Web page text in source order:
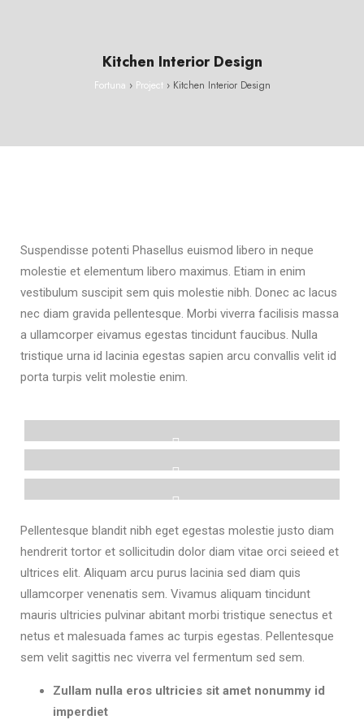
Kitchen Interior Design
Fortuna › Project› Kitchen Interior Design
Suspendisse potenti Phasellus euismod libero in neque
molestie et elementum libero maximus. Etiam in enim
vestibulum suscipit sem quis molestie nibh. Donec ac lacus
nec diam gravida pellentesque. Morbi viverra facilisis massa
a ullamcorper eivamus egestas tincidunt faucibus. Nulla
tristique urna id lacinia egestas sapien arcu convallis velit id
porta turpis velit molestie enim.
Pellentesque blandit nibh eget egestas molestie justo diam
hendrerit tortor et sollicitudin dolor diam vitae orci seieed et
ultrices elit. Aliquam arcu purus lacinia sed diam quis
ullamcorper venenatis sem. Vivamus aliquam tincidunt
mauris ultricies pulvinar abitant morbi tristique senectus et
netus et malesuada fames ac turpis egestas. Pellentesque
sem velit sagittis nec viverra vel fermentum sed sem.
Zullam nulla eros ultricies sit amet nonummy id
imperdiet